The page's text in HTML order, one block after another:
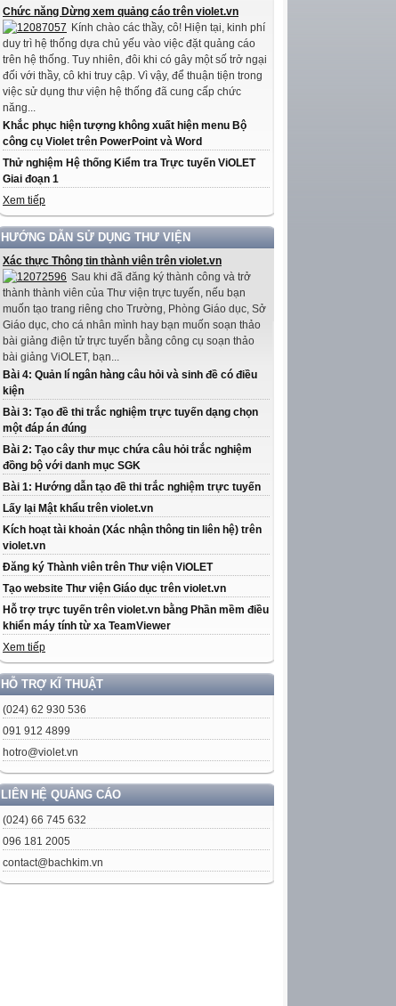
Chức năng Dừng xem quảng cáo trên violet.vn
Kính chào các thầy, cô! Hiện tại, kinh phí
duy trì hệ thống dựa chủ yếu vào việc đặt quảng cáo
trên hệ thống. Tuy nhiên, đôi khi có gây một số trở ngại
đối với thầy, cô khi truy cập. Vì vậy, để thuận tiện trong
việc sử dụng thư viện hệ thống đã cung cấp chức
năng...
Khắc phục hiện tượng không xuất hiện menu Bộ
công cụ Violet trên PowerPoint và Word
Thử nghiệm Hệ thống Kiểm tra Trực tuyến ViOLET
Giai đoạn 1
Xem tiếp
HƯỚNG DẪN SỬ DỤNG THƯ VIỆN
Xác thực Thông tin thành viên trên violet.vn
Sau khi đã đăng ký thành công và trở
thành thành viên của Thư viện trực tuyến, nếu bạn
muốn tạo trang riêng cho Trường, Phòng Giáo dục, Sở
Giáo dục, cho cá nhân mình hay bạn muốn soạn thảo
bài giảng điện tử trực tuyến bằng công cụ soạn thảo
bài giảng ViOLET, bạn...
Bài 4: Quản lí ngân hàng câu hỏi và sinh đề có điều
kiện
Bài 3: Tạo đề thi trắc nghiệm trực tuyến dạng chọn
một đáp án đúng
Bài 2: Tạo cây thư mục chứa câu hỏi trắc nghiệm
đồng bộ với danh mục SGK
Bài 1: Hướng dẫn tạo đề thi trắc nghiệm trực tuyến
Lấy lại Mật khẩu trên violet.vn
Kích hoạt tài khoản (Xác nhận thông tin liên hệ) trên
violet.vn
Đăng ký Thành viên trên Thư viện ViOLET
Tạo website Thư viện Giáo dục trên violet.vn
Hỗ trợ trực tuyến trên violet.vn bằng Phần mềm điều
khiển máy tính từ xa TeamViewer
Xem tiếp
HỖ TRỢ KĨ THUẬT
(024) 62 930 536
091 912 4899
hotro@violet.vn
LIÊN HỆ QUẢNG CÁO
(024) 66 745 632
096 181 2005
contact@bachkim.vn